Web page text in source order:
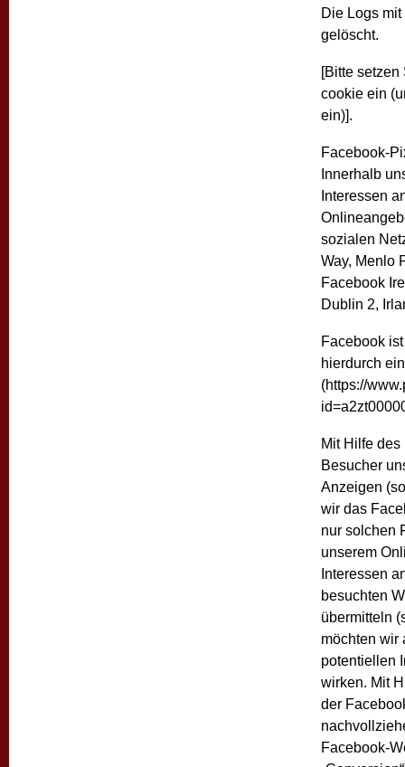
Die Logs
gelöscht.
[Bitte setzen
cookie ein
ein)].
Facebook-
Innerhalb
Interessen
sozialen
Way, Menlo
Facebook
Dublin 2,
Facebook
hierdurch
(https://
Mit Hilfe
Besucher
Anzeigen
wir das
nur solchen
unserem
Interessen
besuchten
übermitteln
möchten wir
potentiellen
wirken. Mit
der
Facebook-